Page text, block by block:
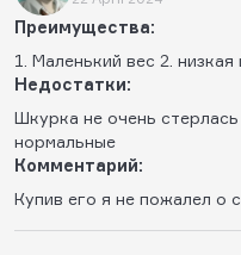
Преимущества:
1. Маленький вес 2. низкая
Недостатки:
Шкурка не очень
нормальные
Комментарий:
Купив его я не пожалел о